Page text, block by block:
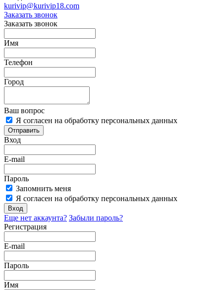
kurivip@kurivip18.com
Заказать звонок
Заказать звонок
Имя
Телефон
Город
Ваш вопрос
Я согласен на обработку персональных данных
Отправить
Вход
E-mail
Пароль
Запомнить меня
Я согласен на обработку персональных данных
Вход
Еще нет аккаунта? Забыли пароль?
Регистрация
E-mail
Пароль
Имя